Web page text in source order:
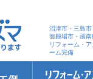
沼津市・三島市
御殿場市・函
リフォーム・
ーム完備